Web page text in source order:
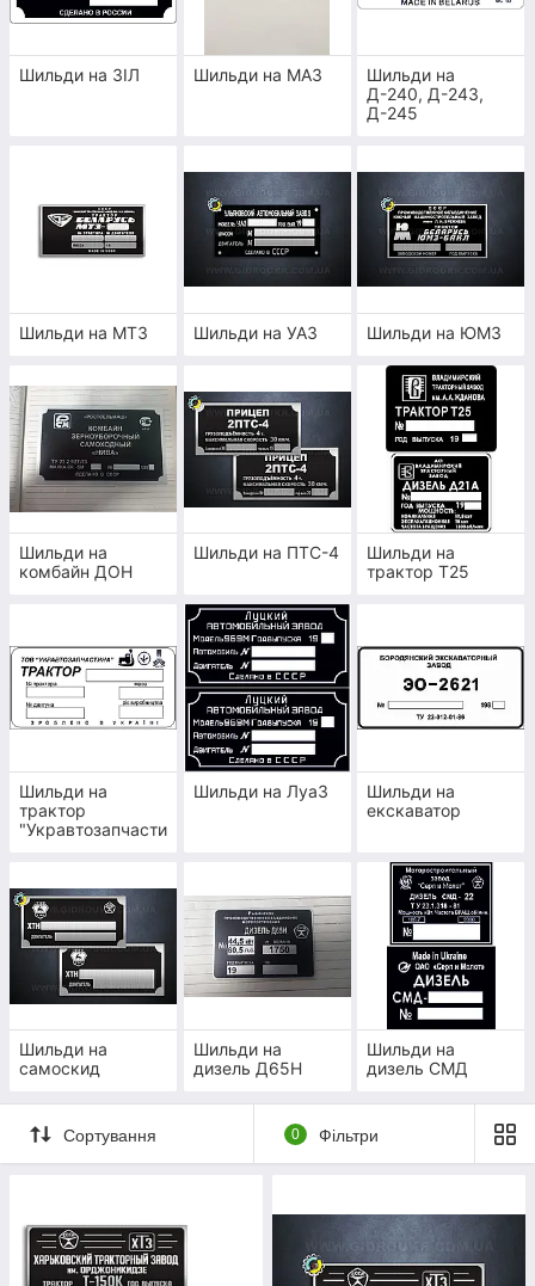
МЕТАЛЕВИХ ТАБЛИЧОК ТА БІРОК У
КОМПЕТЕНТНІ
СПЕЦІАЛІСТИ
відновити металеві шильди та бирки, але
також розробити абсолютно новий макет
при необхідності. Ми можемо виконати
ручне нанесення, заокруглення кутів та
гравіювання.
ОПТИМАЛЬНА ЦІНА
У нашому каталозі ви можете знайти
зразкові ціни на виготовлення бірки на
обладнання. Вартість нашої роботи значно
нижча, ніж у схожих компаніях. Ми маємо
все необхідне обладнання та знання для
швидкого та якісного виготовлення
необхідної таблички.
ВЕЛИКИЙ ВИБІР
На сайті нашої компанії ви можете знайти
не тільки розділ, де є бірка металева
маркувальна. Також у нашому каталозі є
гідравліка на тягач
, гідронасоси та
гідромотори, гідростатична трансмісія
гідравліки та багато іншого. Наш
асортимент товарів та послуг постійно
розширюється.
Шильди на ЗІЛ Шильди на МАЗ
Шильди на
Д-240, Д-243,
Д-245
Шильди на МТЗ Шильди на УАЗ Шильди на ЮМЗ
Шильди на
комбайн ДОН
Шильди на ПТС-4
Шильди на
трактор Т25
Шильди на
трактор
"Укравтозапчасти
Шильди на ЛуаЗ
Шильди на
екскаватор
Шильди на
самоскид
Шильди на
дизель Д65Н
Шильди на
дизель СМД
Сортування 0 Фільтри